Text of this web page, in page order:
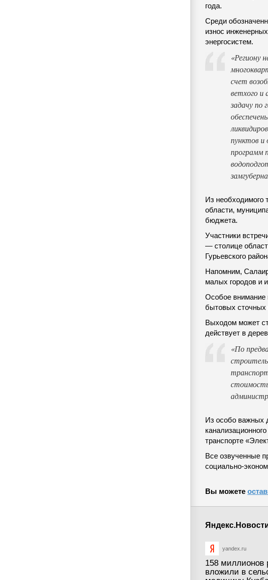
года.
Среди
износ
энергосистем.
«Региону
счет
ветхого
задачу по
пунктов и
программ
Из необходимого
области,
бюджета.
Участники
— столице
Гурьевского
Напомним,
малых городов и
Особое внимание
бытовых сточных
Выходом может
действует в
«По
Из особо важных
транспорте
Все озвученные
социально-
Вы можете
yandex.ru
158 миллионов
вложили в